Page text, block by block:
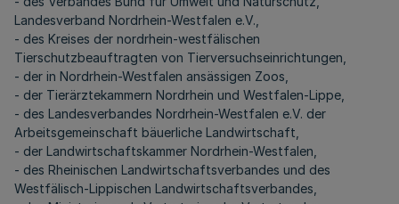
Landesverband Nordrhein-Westfalen e.V.,
- des Kreises der nordrhein-westfälischen
Tierschutzbeauftragten von Tierversuchseinrichtungen,
- der in Nordrhein-Westfalen ansässigen Zoos,
- der Tierärztekammern Nordrhein und Westfalen-Lippe,
- des Landesverbandes Nordrhein-Westfalen e.V. der
Arbeitsgemeinschaft bäuerliche Landwirtschaft,
- der Landwirtschaftskammer Nordrhein-Westfalen,
- des Rheinischen Landwirtschaftsverbandes und des
Westfälisch-Lippischen Landwirtschaftsverbandes,